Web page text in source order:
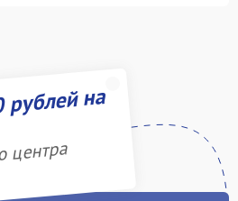
на
центра